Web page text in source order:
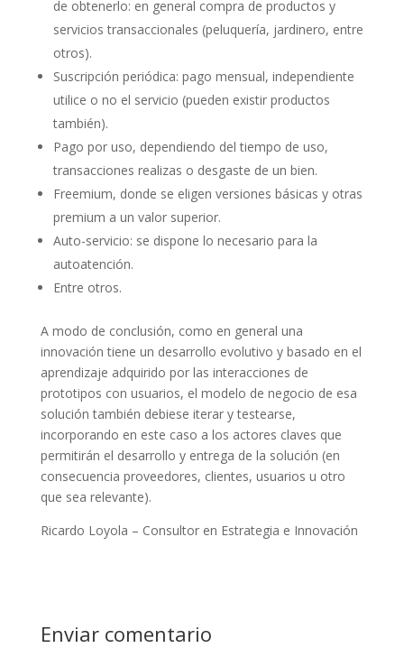
de obtenerlo: en general compra de productos y
servicios transaccionales (peluquería, jardinero, entre
otros).
Suscripción periódica: pago mensual, independiente
utilice o no el servicio (pueden existir productos
también).
Pago por uso, dependiendo del tiempo de uso,
transacciones realizas o desgaste de un bien.
Freemium, donde se eligen versiones básicas y otras
premium a un valor superior.
Auto-servicio: se dispone lo necesario para la
autoatención.
Entre otros.
A modo de conclusión, como en general una
innovación tiene un desarrollo evolutivo y basado en el
aprendizaje adquirido por las interacciones de
prototipos con usuarios, el modelo de negocio de esa
solución también debiese iterar y testearse,
incorporando en este caso a los actores claves que
permitirán el desarrollo y entrega de la solución (en
consecuencia proveedores, clientes, usuarios u otro
que sea relevante).
Ricardo Loyola – Consultor en Estrategia e Innovación
Enviar comentario